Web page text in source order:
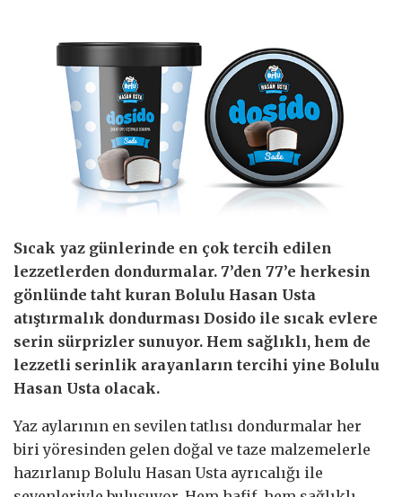
Sıcak yaz günlerinde en çok tercih edilen
lezzetlerden dondurmalar. 7’den 77’e herkesin
gönlünde taht kuran Bolulu Hasan Usta
atıştırmalık dondurması Dosido ile sıcak evlere
serin sürprizler sunuyor. Hem sağlıklı, hem de
lezzetli serinlik arayanların tercihi yine Bolulu
Hasan Usta olacak.
Yaz aylarının en sevilen tatlısı dondurmalar her
biri yöresinden gelen doğal ve taze malzemelerle
hazırlanıp Bolulu Hasan Usta ayrıcalığı ile